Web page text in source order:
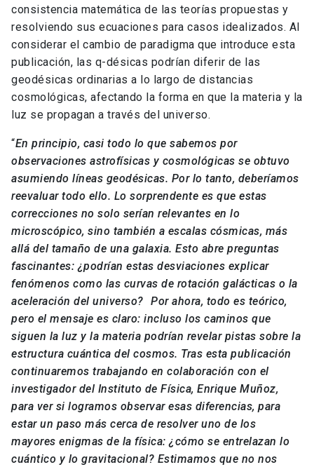
consistencia matemática de las teorías propuestas y
resolviendo sus ecuaciones para casos idealizados. Al
considerar el cambio de paradigma que introduce esta
publicación, las q-désicas podrían diferir de las
geodésicas ordinarias a lo largo de distancias
cosmológicas, afectando la forma en que la materia y la
luz se propagan a través del universo.
“En principio, casi todo lo que sabemos por
observaciones astrofísicas y cosmológicas se obtuvo
asumiendo líneas geodésicas. Por lo tanto, deberíamos
reevaluar todo ello. Lo sorprendente es que estas
correcciones no solo serían relevantes en lo
microscópico, sino también a escalas cósmicas, más
allá del tamaño de una galaxia. Esto abre preguntas
fascinantes: ¿podrían estas desviaciones explicar
fenómenos como las curvas de rotación galácticas o la
aceleración del universo? Por ahora, todo es teórico,
pero el mensaje es claro: incluso los caminos que
siguen la luz y la materia podrían revelar pistas sobre la
estructura cuántica del cosmos. Tras esta publicación
continuaremos trabajando en colaboración con el
investigador del Instituto de Física, Enrique Muñoz,
para ver si logramos observar esas diferencias, para
estar un paso más cerca de resolver uno de los
mayores enigmas de la física: ¿cómo se entrelazan lo
cuántico y lo gravitacional? Estimamos que no nos